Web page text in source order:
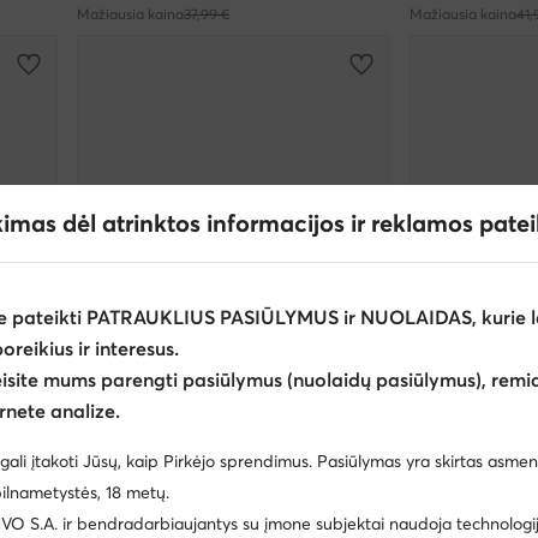
Mažiausia kaina37,99 € Mažiausia kaina
Palanki kaina
Melissa
Basutės · Ruda
Dabartinė kaina
46,99€
Melissa
Dabartinė kaina
69,99 €
dėl atrinktos informacijos ir reklamos
pateikti PATRAUKLIUS PASIŪLYMUS ir NUOLAIDAS, kurie
ir interesus.
mums parengti pasiūlymus (nuolaidų pasiūlymus),
analize.
įtakoti Jūsų, kaip Pirkėjo sprendimus. Pasiūlymas yra skirtas
18 metų.
S.A. ir bendradarbiaujantys su įmone subjektai naudoja